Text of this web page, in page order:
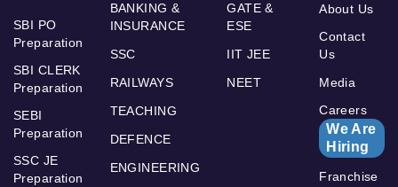
SBI PO
Preparation
SBI CLERK
Preparation
SEBI
Preparation
SSC JE
Preparation
BANKING &
INSURANCE
SSC
RAILWAYS
TEACHING
DEFENCE
ENGINEERING
GATE &
ESE
IIT JEE
NEET
About Us
Contact
Us
Media
Careers
We Are
Hiring
Franchise